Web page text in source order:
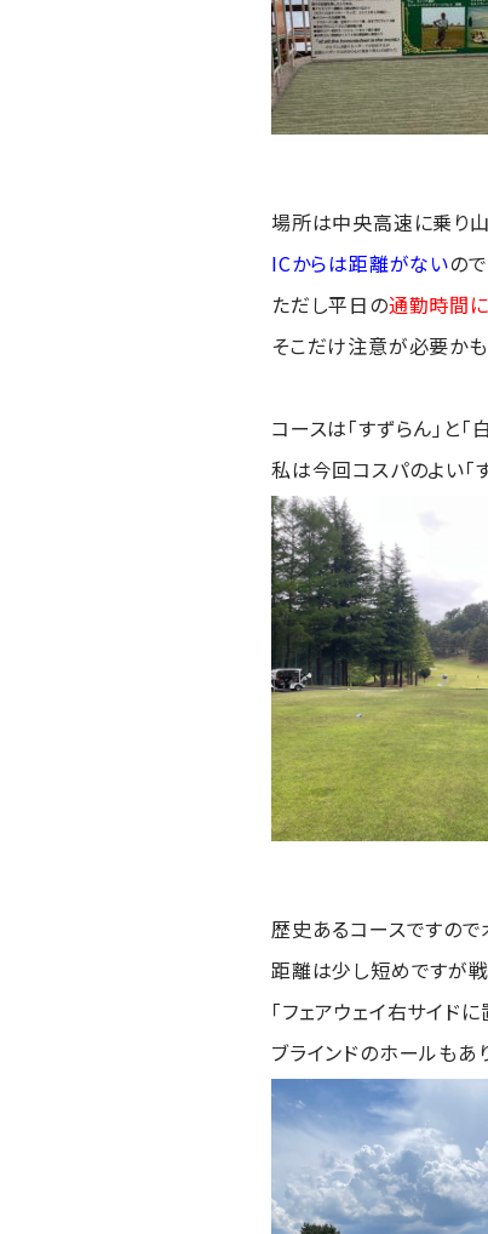
場所は中央高速に乗り
ICからは距離がないの
ただし平日の通勤時間
そこだけ注意が必要かも
コースは「すずらん」と
私は今回コスパのよい「
歴史あるコースですので
距離は少し短めですが戦
「フェアウェイ右サイド
ブラインドのホールもあ